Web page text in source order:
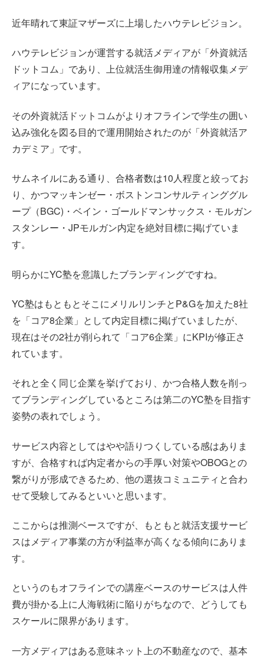
近年晴れて東証マザーズに上場したハウテレビジョン。
ハウテレビジョンが運営する就活メディアが「外資就活
ドットコム」であり、上位就活生御用達の情報収集メデ
ィアになっています。
その外資就活ドットコムがよりオフラインで学生の囲い
込み強化を図る目的で運用開始されたのが「外資就活ア
カデミア」です。
サムネイルにある通り、合格者数は10人程度と絞ってお
り、かつマッキンゼー・ボストンコンサルティンググル
ープ（BGC)・ベイン・ゴールドマンサックス・モルガン
スタンレー・JPモルガン内定を絶対目標に掲げていま
す。
明らかにYC塾を意識したブランディングですね。
YC塾はもともとそこにメリルリンチとP&Gを加えた8社
を「コア8企業」として内定目標に掲げていましたが、
現在はその2社が削られて「コア6企業」にKPIが修正さ
れています。
それと全く同じ企業を挙げており、かつ合格人数を削っ
てブランディングしているところは第二のYC塾を目指す
姿勢の表れでしょう。
サービス内容としてはやや語りつくしている感はありま
すが、合格すれば内定者からの手厚い対策やOBOGとの
繋がりが形成できるため、他の選抜コミュニティと合わ
せて受験してみるといいと思います。
ここからは推測ベースですが、もともと就活支援サービ
スはメディア事業の方が利益率が高くなる傾向にありま
す。
というのもオフラインでの講座ベースのサービスは人件
費が掛かる上に人海戦術に陥りがちなので、どうしても
スケールに限界があります。
一方メディアはある意味ネット上の不動産なので、基本